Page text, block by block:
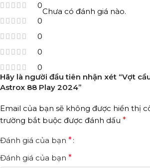
0
0
0
0
0
Chưa có đánh giá nào.
Hãy là người đầu tiên nhận xét “Vợt
Astrox 88 Play 2024”
Email của bạn sẽ không được hiển thị
trường bắt buộc được đánh dấu *
Đánh giá của bạn *
Đánh giá của bạn *